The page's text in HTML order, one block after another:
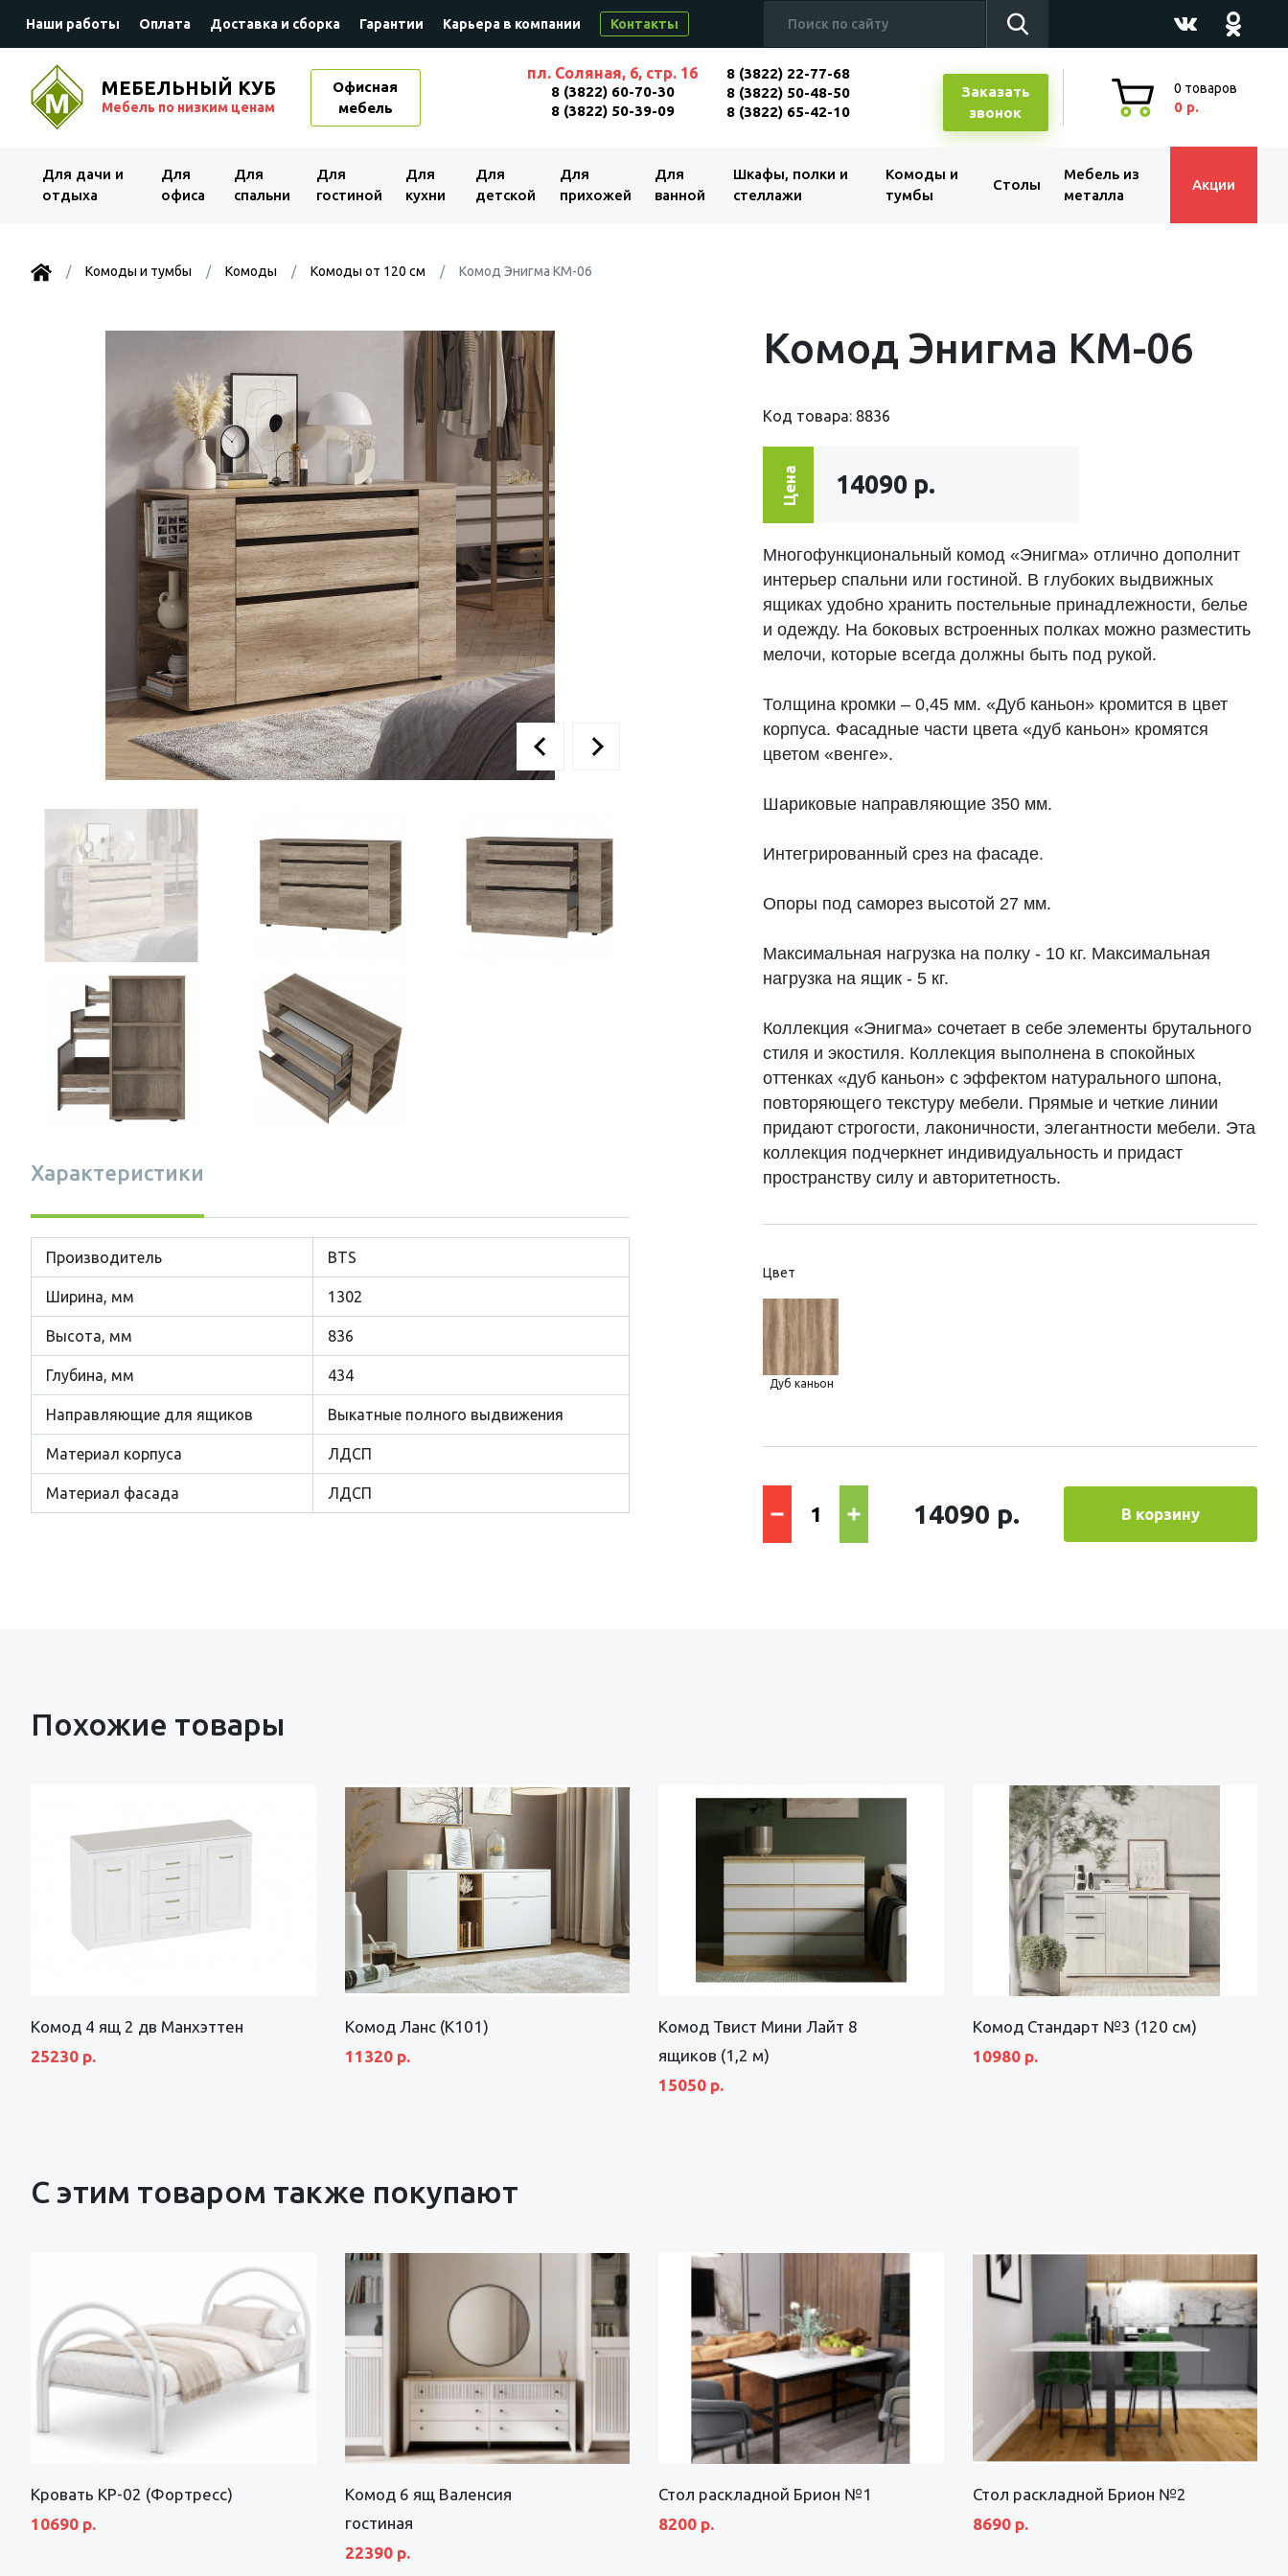
Наши работы Оплата Доставка и сборка Гарантии Карьера в компании Контакты
МЕБЕЛЬНЫЙ КУБ
Мебель по низким ценам
Офисная
мебель
пл. Соляная, 6, стр. 16
8 (3822) 60-70-30
8 (3822) 50-39-09
8 (3822) 22-77-68
8 (3822) 50-48-50
8 (3822) 65-42-10
Заказать
звонок
0 товаров
0 р.
Для дачи и
отдыха
Для
офиса
Для
спальни
Для
гостиной
Для
кухни
Для
детской
Для
прихожей
Для
ванной
Шкафы, полки и
стеллажи
Комоды и
тумбы
Столы
Мебель из
металла
Акции
Комоды и тумбы Комоды Комоды от 120 см Комод Энигма КМ-06
Характеристики
Производитель BTS
Ширина, мм 1302
Высота, мм 836
Глубина, мм 434
Направляющие для ящиков Выкатные полного выдвижения
Материал корпуса ЛДСП
Материал фасада ЛДСП
Комод Энигма КМ-06
Код товара: 8836
Цена 14090 р.
Многофункциональный комод «Энигма» отлично дополнит
интерьер спальни или гостиной. В глубоких выдвижных
ящиках удобно хранить постельные принадлежности, белье
и одежду. На боковых встроенных полках можно разместить
мелочи, которые всегда должны быть под рукой.
Толщина кромки – 0,45 мм. «Дуб каньон» кромится в цвет
корпуса. Фасадные части цвета «дуб каньон» кромятся
цветом «венге».
Шариковые направляющие 350 мм.
Интегрированный срез на фасаде.
Опоры под саморез высотой 27 мм.
Максимальная нагрузка на полку - 10 кг. Максимальная
нагрузка на ящик - 5 кг.
Коллекция «Энигма» сочетает в себе элементы брутального
стиля и экостиля. Коллекция выполнена в спокойных
оттенках «дуб каньон» с эффектом натурального шпона,
повторяющего текстуру мебели. Прямые и четкие линии
придают строгости, лаконичности, элегантности мебели. Эта
коллекция подчеркнет индивидуальность и придаст
пространству силу и авторитетность.
Цвет
Дуб каньон
14090 р. В корзину
Похожие товары
Комод 4 ящ 2 дв Манхэттен
25230 р.
Комод Ланс (К101)
11320 р.
Комод Твист Мини Лайт 8
ящиков (1,2 м)
15050 р.
Комод Стандарт №3 (120 см)
10980 р.
С этим товаром также покупают
Кровать КР-02 (Фортресс)
10690 р.
Комод 6 ящ Валенсия
гостиная
22390 р.
Стол раскладной Брион №1
8200 р.
Стол раскладной Брион №2
8690 р.